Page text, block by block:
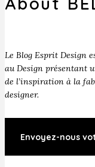
Le Blog Esprit Design
au Design présentant
de l’inspiration à la
designer.
Envoyez-nous